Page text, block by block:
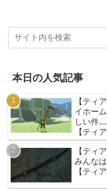
本日の人気記事
【ティ
イホー
しい件
【ティ
【ティ
みんな
【ティ